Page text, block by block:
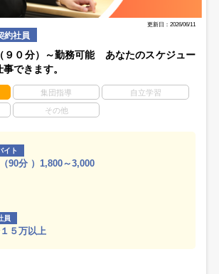
更新日：2026/06/11
約社員
９０分）～勤務可能 あなたのスケジュー
できます。
集団指導 自立学習
その他
イト
90分 ）1,800～3,000
員
５万以上